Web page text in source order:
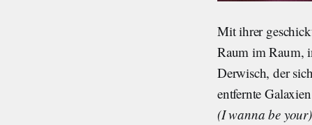
Mit ihrer
Raum im Raum,
Derwisch, der
entfernte
(I wanna be